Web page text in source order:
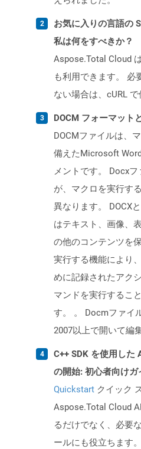
お気に入りの言語の
私は何をすべきか？
Aspose.Total Cloud
も利用できます。 必
ない場合は、cURL で
DOCM フォーマット
DOCMファイルは、
備えたMicrosoft
メントです。 Docx
が、マクロを実行す
異なります。 DOCX
はテキスト、画像、
の他のコンテンツを
実行する機能により
めに記録されたアク
マンドを実行するこ
す。 。 Docmファイ
2007以上で開いて編
C++ SDK を使用した
の開始: 初心者向けガ
Quickstart クイック
Aspose.Total Cloud
るだけでなく、必要
ールにも役立ちます。